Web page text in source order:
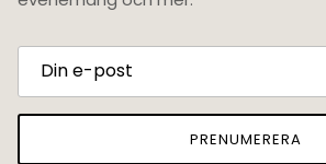
PRENUMERERA